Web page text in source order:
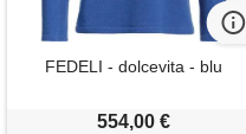
FEDELI - dolcevita - blu
554,00 €